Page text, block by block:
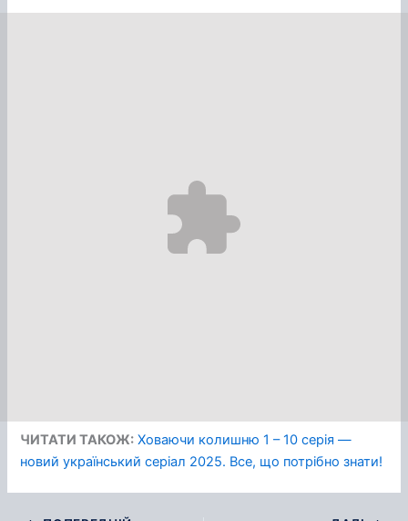
ЧИТАТИ ТАКОЖ: Ховаючи колишню 1 – 10 серія —
новий український серіал 2025. Все, що потрібно знати!